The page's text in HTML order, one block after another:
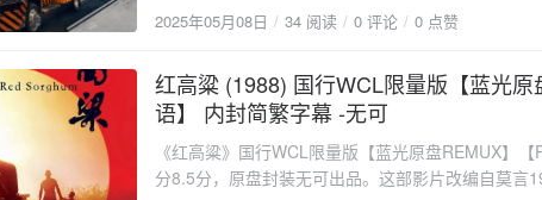
绎得入木三分，使得整个对决更加紧张刺激。观影
人意料的转折，让观众始终保持高度的紧张感，仿
片中的动作场面设计精良，枪战、追逐、打斗等场
了紧张刺激的动作场面，影片还探讨了人性的复杂
情仇，不仅仅是个人的斗争，更是对正义与邪恶的
部最终章绝对不容错过。电影概述剧情简介《罪证
系列复杂的局面。影片通过紧张的剧情和精彩的对
莱诺和阿列斯基之间的对决不仅仅是力量的较量，
1080p的高清画质，内封简繁字幕，使得每一个细节
人物表情的微妙变化，都得到了完美的呈现。影片
一场视觉上的盛宴。演员表现影片中的演员表现可
2025年05月08日 34 阅读 0 评论 0 点赞
2025-05-08
红高粱 (1988) 国行WCL限量版【蓝光
语】 内封简繁字幕 -无可
《红高粱》国行WCL限量版【蓝光原盘REMUX】
分8.5分，原盘封装无可出品。这部影片改编自莫言